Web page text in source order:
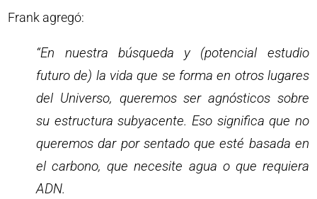
Frank agregó:
“En nuestra búsqueda y (potencial estudio
futuro de) la vida que se forma en otros lugares
del Universo, queremos ser agnósticos sobre
su estructura subyacente. Eso significa que no
queremos dar por sentado que esté basada en
el carbono, que necesite agua o que requiera
ADN.